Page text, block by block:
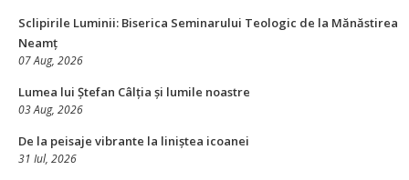
Sclipirile Luminii: Biserica Seminarului Teologic de la Mănăstirea
Neamț
07 Aug, 2026
Lumea lui Ștefan Câlția și lumile noastre
03 Aug, 2026
De la peisaje vibrante la liniștea icoanei
31 Iul, 2026